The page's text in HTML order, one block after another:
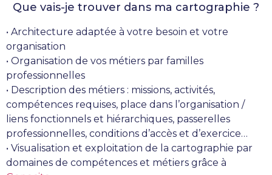
Que vais-je trouver dans ma cartographie ?
• Architecture adaptée à votre besoin et votre
organisation
• Organisation de vos métiers par familles
professionnelles
• Description des métiers : missions, activités,
compétences requises, place dans l’organisation /
liens fonctionnels et hiérarchiques, passerelles
professionnelles, conditions d’accès et d’exercice…
• Visualisation et exploitation de la cartographie par
domaines de compétences et métiers grâce à